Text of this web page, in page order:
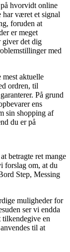
hvorvidt online
været et signal
foruden at
er meget
giver det dig
med
mest aktuelle
ordren, til
På grund
ens
sin shopping af
du er på
betragte ret mange
forslag om, at du
Step, Messing
muligheder for
ser vi endda
en
til at